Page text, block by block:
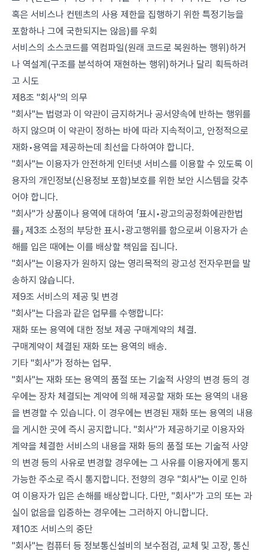
혹은 서비스나 컨텐츠의 사용 제한을 집행하기 위한 특정기능을
포함하나 그에 국한되지는 않음)를 우회
서비스의 소스코드를 역컴파일(원래 코드로 복원하는 행위)하거
나 역설계(구조를 분석하여 재현하는 행위)하거나 달리 획득하려
고 시도
제8조 "회사"의 의무
"회사"는 법령과 이 약관이 금지하거나 공서양속에 반하는 행위를
하지 않으며 이 약관이 정하는 바에 따라 지속적이고, 안정적으로
재화•용역을 제공하는데 최선을 다하여야 합니다.
"회사"는 이용자가 안전하게 인터넷 서비스를 이용할 수 있도록 이
용자의 개인정보(신용정보 포함)보호를 위한 보안 시스템을 갖추
어야 합니다.
"회사"가 상품이나 용역에 대하여 「표시•광고의공정화에관한법
률」 제3조 소정의 부당한 표시•광고행위를 함으로써 이용자가 손
해를 입은 때에는 이를 배상할 책임을 집니다.
"회사"는 이용자가 원하지 않는 영리목적의 광고성 전자우편을 발
송하지 않습니다.
제9조 서비스의 제공 및 변경
"회사"는 다음과 같은 업무를 수행합니다:
재화 또는 용역에 대한 정보 제공 구매계약의 체결.
구매계약이 체결된 재화 또는 용역의 배송.
기타 "회사"가 정하는 업무.
"회사"는 재화 또는 용역의 품절 또는 기술적 사양의 변경 등의 경
우에는 장차 체결되는 계약에 의해 제공할 재화 또는 용역의 내용
을 변경할 수 있습니다. 이 경우에는 변경된 재화 또는 용역의 내용
을 게시한 곳에 즉시 공지합니다. "회사"가 제공하기로 이용자와
계약을 체결한 서비스의 내용을 재화 등의 품절 또는 기술적 사양
의 변경 등의 사유로 변경할 경우에는 그 사유를 이용자에게 통지
가능한 주소로 즉시 통지합니다. 전향의 경우 "회사"는 이로 인하
여 이용자가 입은 손해를 배상합니다. 다만, "회사"가 고의 또는 과
실이 없음을 입증하는 경우에는 그러하지 아니합니다.
제10조 서비스의 중단
"회사"는 컴퓨터 등 정보통신설비의 보수점검, 교체 및 고장, 통신